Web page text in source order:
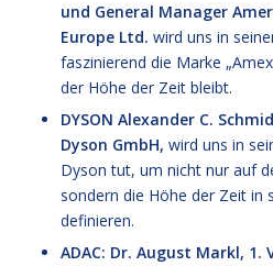
und General Manager
Europe Ltd. wird uns in
faszinierend die Marke
der Höhe der Zeit bleibt.
DYSON Alexander C.
Dyson GmbH, wird uns in
Dyson tut, um nicht nur auf
sondern die Höhe der Zeit in
definieren.
ADAC: Dr. August Markl, 1.